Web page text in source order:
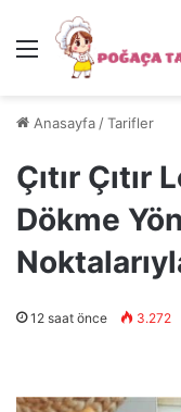
Menü
Anasayfa /Tarifler
Çıtır Çıtır
Dökme
12 saat önce 3.272